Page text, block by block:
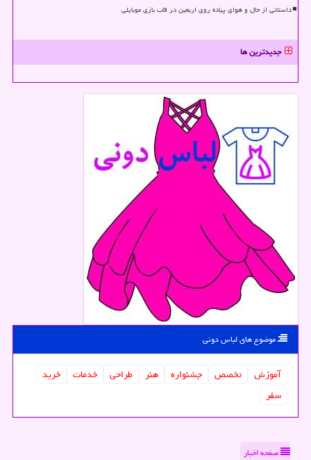
داستانی از حال و هوای پیاده روی اربعین در قاب بازی موبایلی
جدیدترین ها
موضوع های لباس دونی
آموزش تخصص جشنواره هنر طراحی خدمات
خرید
سفر
صفحه اخبار